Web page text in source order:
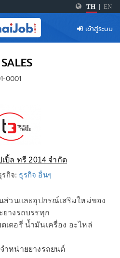
TH EN
เข้าสู่ระบบ
0001
ปิ้ล ทรี 2014 จำกัด
รกิจ: ธุรกิจ อื่นๆ
ส่วนและอุปกรณ์เสริมใหม่ของ
ยางรถบรรทุก
ตอรี่ น้ำมันเครื่อง อะไหล่
ำหน่ายยางรถยนต์